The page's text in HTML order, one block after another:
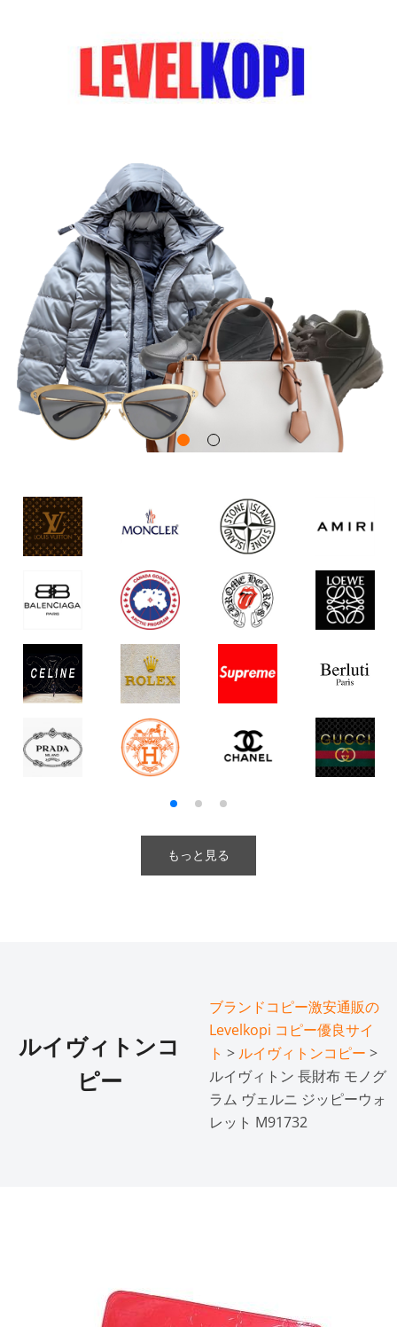
もっと見る
ルイヴィトンコ
ピー
ブランドコピー激安通販の
Levelkopi コピー優良サイ
ト > ルイヴィトンコピー >
ルイヴィトン 長財布 モノグ
ラム ヴェルニ ジッピーウォ
レット M91732